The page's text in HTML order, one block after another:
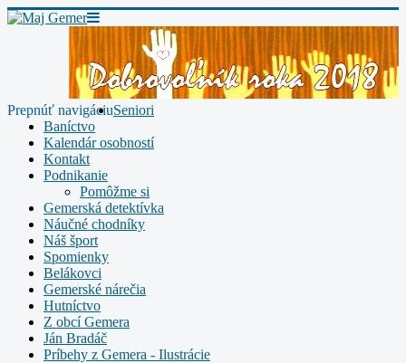
Prepnúť navigáciuSeniori
Baníctvo
Kalendár osobností
Kontakt
Podnikanie
Pomôžme si
Gemerská detektívka
Náučné chodníky
Náš šport
Spomienky
Belákovci
Gemerské nárečia
Hutníctvo
Z obcí Gemera
Ján Bradáč
Príbehy z Gemera - Ilustrácie